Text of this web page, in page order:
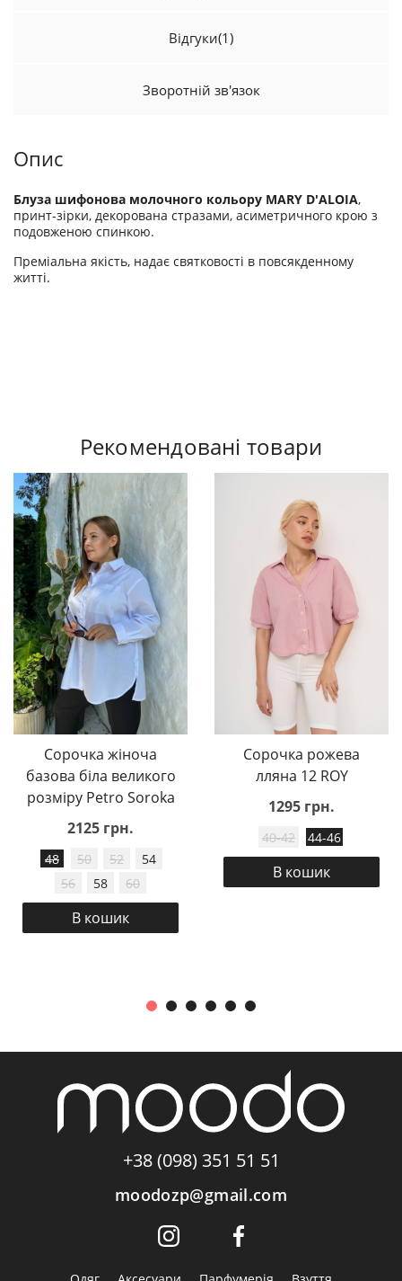
Відгуки(1)
Зворотній зв'язок
Опис
Блуза шифонова молочного кольору MARY D'ALOIA,
принт-зірки, декорована стразами, асиметричного крою з
подовженою спинкою.
Преміальна якість, надає святковості в повсякденному
житті.
Рекомендовані товари
Сорочка жіноча
базова біла великого
розміру Petro Soroka
2125 грн.
48 50 52
54
56
58 60
В кошик
Сорочка рожева
лляна 12 ROY
1295 грн.
40-42 44-46
В кошик
+38 (098) 351 51 51
moodozp@gmail.com